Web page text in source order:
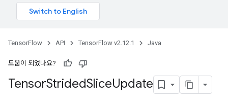
TensorFlow API TensorFlow v2.12.1 Java
도움이 되었나요?
TensorStridedSliceUpdate